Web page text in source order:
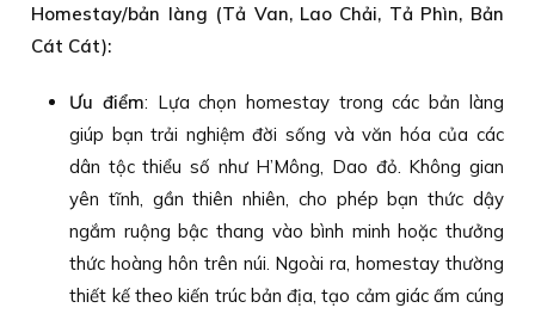
Homestay/bản làng (Tả Van, Lao Chải, Tả Phìn, Bản
Cát Cát):
Ưu điểm: Lựa chọn homestay trong các bản làng
giúp bạn trải nghiệm đời sống và văn hóa của các
dân tộc thiểu số như H’Mông, Dao đỏ. Không gian
yên tĩnh, gần thiên nhiên, cho phép bạn thức dậy
ngắm ruộng bậc thang vào bình minh hoặc thưởng
thức hoàng hôn trên núi. Ngoài ra, homestay thường
thiết kế theo kiến trúc bản địa, tạo cảm giác ấm cúng